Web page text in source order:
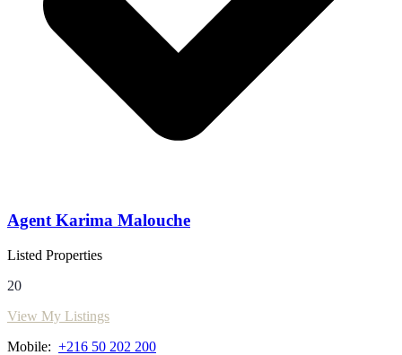
Agent Karima Malouche
Listed Properties
20
View My Listings
Mobile: ‭+216 50 202 200‬